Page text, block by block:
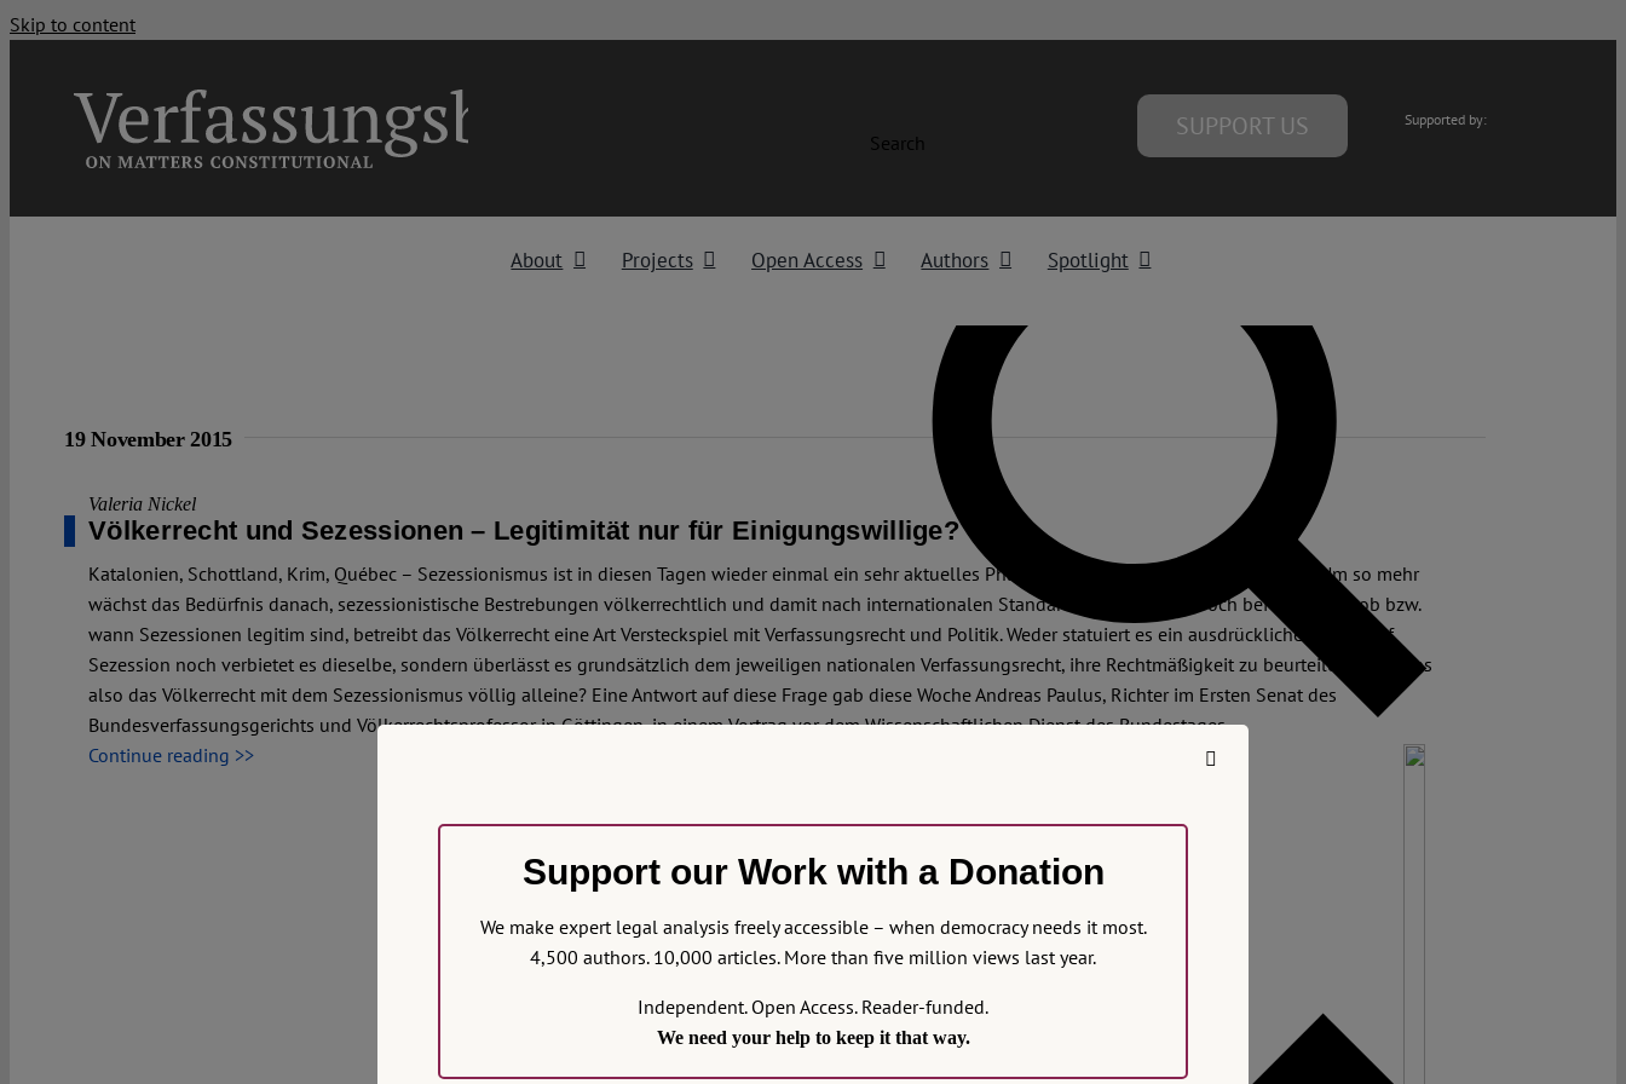
Skip to content
Search
SUPPORT US Supported by:
About Projects Open Access Authors Spotlight
19 November 2015
Valeria Nickel
Völkerrecht und Sezessionen – Legitimität nur für Einigungswillige?
Katalonien, Schottland, Krim, Québec – Sezessionismus ist in diesen Tagen wieder einmal ein sehr aktuelles Phänomen, und das nicht nur in Europa. Um so mehr
wächst das Bedürfnis danach, sezessionistische Bestrebungen völkerrechtlich und damit nach internationalen Standards zu bewerten. Doch bei der Frage, ob bzw.
wann Sezessionen legitim sind, betreibt das Völkerrecht eine Art Versteckspiel mit Verfassungsrecht und Politik. Weder statuiert es ein ausdrückliches Recht auf
Sezession noch verbietet es dieselbe, sondern überlässt es grundsätzlich dem jeweiligen nationalen Verfassungsrecht, ihre Rechtmäßigkeit zu beurteilen. Lässt uns
also das Völkerrecht mit dem Sezessionismus völlig alleine? Eine Antwort auf diese Frage gab diese Woche Andreas Paulus, Richter im Ersten Senat des
Bundesverfassungsgerichts und Völkerrechtsprofessor in Göttingen, in einem Vortrag vor dem Wissenschaftlichen Dienst des Bundestages.
Continue reading >>
Support our Work with a Donation
We make expert legal analysis freely accessible – when democracy needs it most.
4,500 authors. 10,000 articles. More than five million views last year.
Independent. Open Access. Reader-funded.
We need your help to keep it that way.